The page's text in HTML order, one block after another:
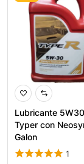
Lubricante 5W30
Typer con
Galon
1